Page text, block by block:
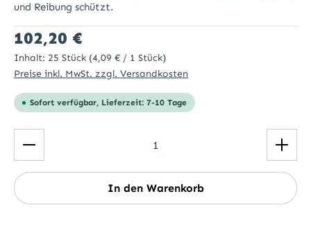
und Reibung schützt.
Regulärer Preis:
102,20 €
Inhalt: 25 Stück (4,09 € / 1 Stück)
Preise inkl. MwSt. zzgl. Versandkosten
Sofort verfügbar, Lieferzeit: 7-10 Tage
Produkt Anzahl: Gib den gewünschten Wert ein
In den Warenkorb